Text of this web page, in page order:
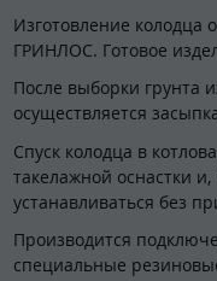
Изготовление колодца
ГРИНЛОС. Готовое
После выборки грунта
осуществляется
Спуск колодца в
такелажной оснастки
устанавливаться без
Производится
специальные